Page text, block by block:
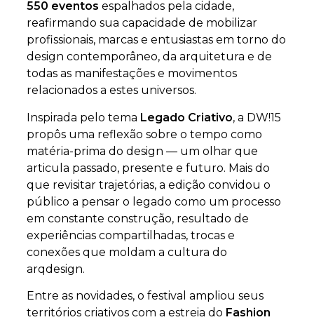
550 eventos espalhados pela cidade,
reafirmando sua capacidade de mobilizar
profissionais, marcas e entusiastas em torno do
design contemporâneo, da arquitetura e de
todas as manifestações e movimentos
relacionados a estes universos.
Inspirada pelo tema Legado Criativo, a DW!15
propôs uma reflexão sobre o tempo como
matéria-prima do design — um olhar que
articula passado, presente e futuro. Mais do
que revisitar trajetórias, a edição convidou o
público a pensar o legado como um processo
em constante construção, resultado de
experiências compartilhadas, trocas e
conexões que moldam a cultura do
arqdesign.
Entre as novidades, o festival ampliou seus
territórios criativos com a estreia do Fashion